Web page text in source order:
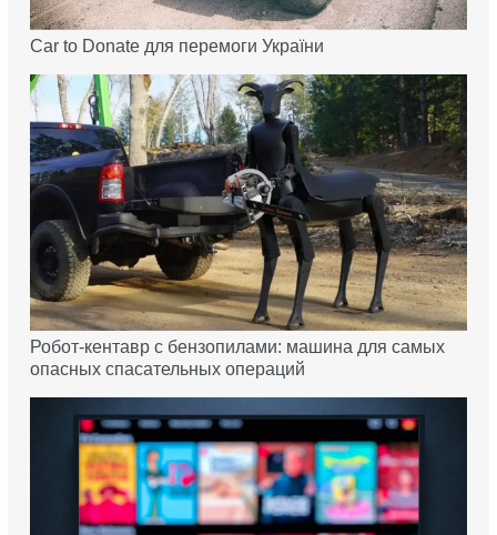
Car to Donate для перемоги України
Робот-кентавр с бензопилами: машина для самых
опасных спасательных операций